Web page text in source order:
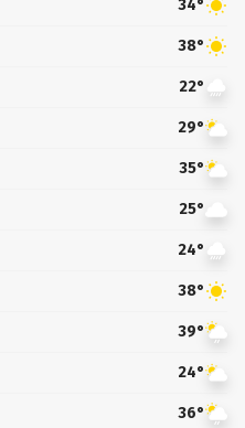
34°
38°
22°
29°
35°
25°
24°
38°
39°
24°
36°